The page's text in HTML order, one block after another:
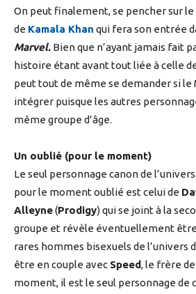
On peut finalement, se pencher sur
de Kamala Khan qui fera son entrée
Marvel. Bien que n’ayant jamais fait
histoire étant avant tout liée à celle
peut tout de même se demander si le
intégrer puisque les autres
même groupe d’âge.
Un oublié (pour le moment)
Le seul personnage canon de
pour le moment oublié est celui de
Alleyne(Prodigy) qui se joint à la
groupe et révèle éventuellement
rares hommes bisexuels de l’univers
être en couple avec Speed, le frère de
moment, il est le seul personnage de